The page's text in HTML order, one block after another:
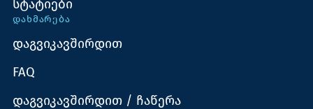
სტატიები
ᲓᲐᲮᲛᲐᲠᲔᲑᲐ
დაგვიკავშირდით
FAQ
დაგვიკავშირდით / ჩაწერა